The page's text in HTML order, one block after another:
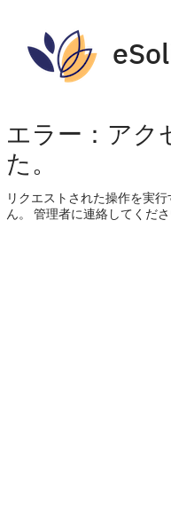
エラー：アク
た。
リクエストされた操作を実
ん。 管理者に連絡してくださ